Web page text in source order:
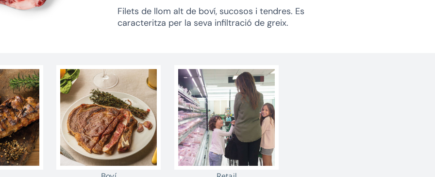
Filets de llom alt de boví, sucosos i tendres. Es
caracteritza per la seva infiltració de greix.